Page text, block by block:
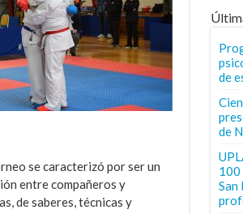
se caracterizó por ser un
entre compañeros y
de saberes, técnicas y
de
de
100
San